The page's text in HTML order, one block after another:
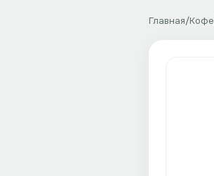
Главная/Кофе